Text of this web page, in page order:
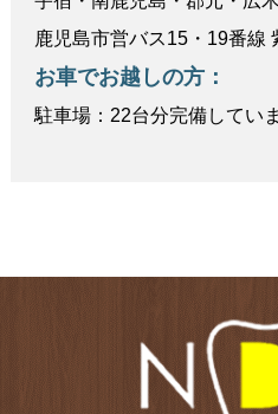
鹿児島市営バス15・19番線
お車でお越しの方：
駐車場：22台分完備してい